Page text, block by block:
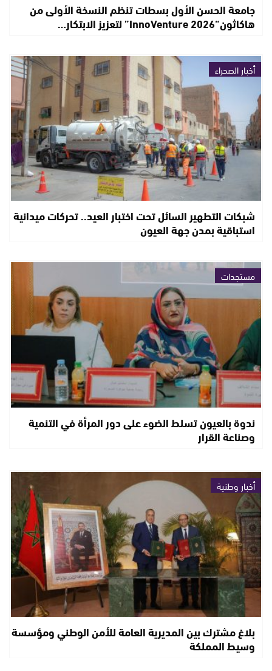
جامعة الحسن الأول بسطات تنظم النسخة الأولى من
هاكاثون“InnoVenture 2026” لتعزيز الابتكار…
أخبار الصحراء
شبكات التطهير السائل تحت اختبار العيد.. تحركات ميدانية
استباقية بمدن جهة العيون
مستجدات
ندوة بالعيون تسلط الضوء على دور المرأة في التنمية
وصناعة القرار
أخبار وطنية
بلاغ مشترك بين المديرية العامة للأمن الوطني ومؤسسة
وسيط المملكة